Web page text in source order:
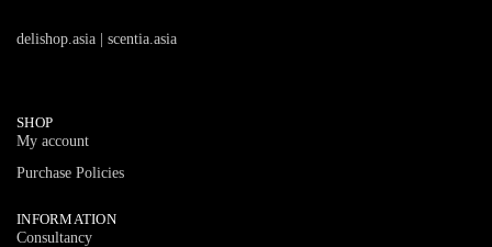
delishop.asia scentia.asia
SHOP
My account
Purchase Policies
INFORMATION
Consultancy